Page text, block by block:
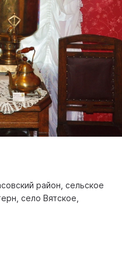
район, сельское
село Вятское,